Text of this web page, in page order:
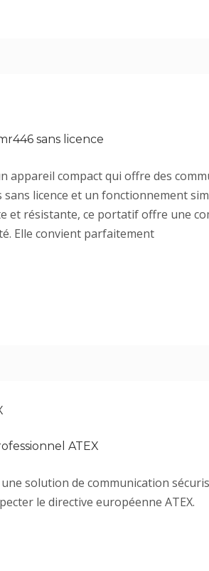
sans licence
appareil compact qui offre des
licence et un fonctionnement
et résistante, ce portatif offre une
Elle convient parfaitement
ATEX
solution de communication
le directive européenne ATEX.